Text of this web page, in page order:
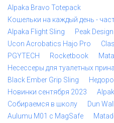
Alpaka Bravo Totepack
Кошельки на каждый день -
Alpaka Flight Sling
Peak
Ucon Acrobatics Hajo Pro
PGYTECH
Rocketbook
Несессеры для туалетных
Black Ember Grip Sling
Новинки сентября 2023
Собираемся в школу
Dun
Aulumu M01 с MagSafe